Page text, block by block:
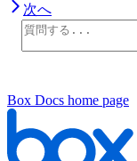
次へ
Box Docs home page